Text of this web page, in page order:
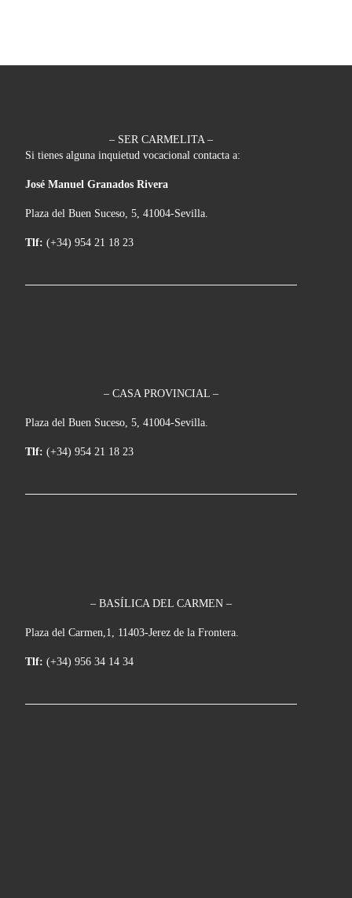
– SER CARMELITA –
Si tienes alguna inquietud vocacional contacta a:
José Manuel Granados Rivera
Plaza del Buen Suceso, 5, 41004-Sevilla.
Tlf: (+34) 954 21 18 23
– CASA PROVINCIAL –
Plaza del Buen Suceso, 5, 41004-Sevilla.
Tlf: (+34) 954 21 18 23
– BASÍLICA DEL CARMEN –
Plaza del Carmen,1, 11403-Jerez de la Frontera.
Tlf: (+34) 956 34 14 34